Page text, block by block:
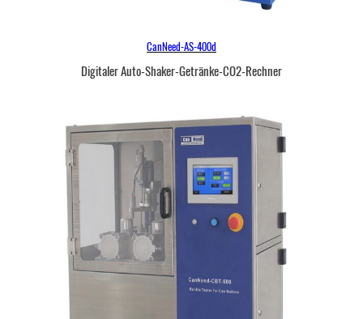
CanNeed-AS-400d
Digitaler Auto-Shaker-Getränke-CO2-Rechner